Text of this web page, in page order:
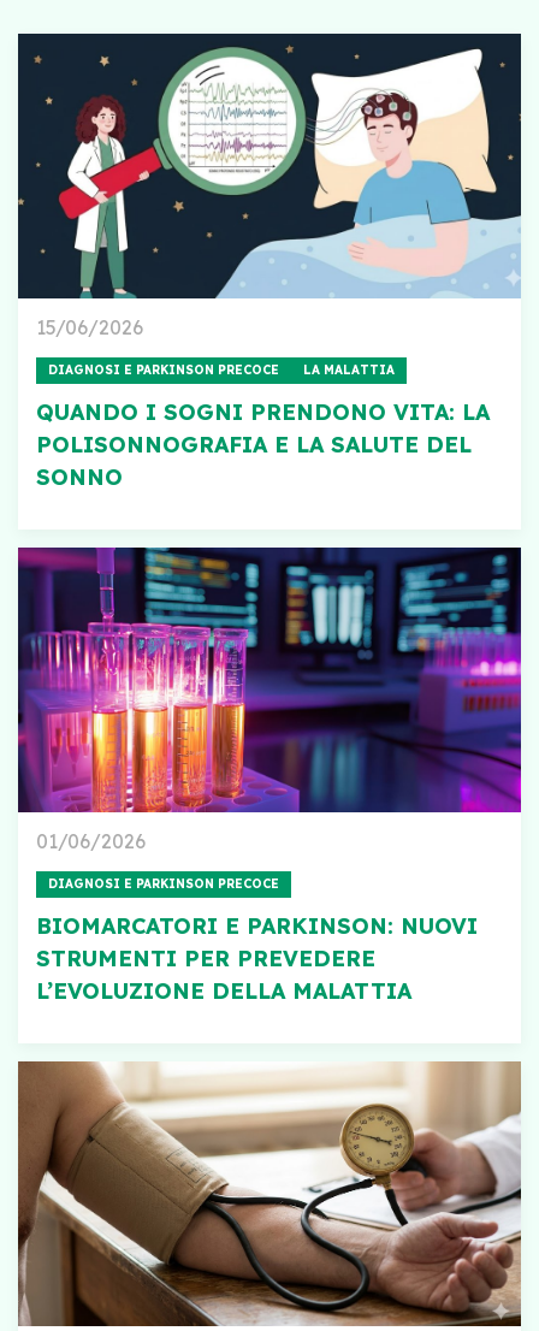
15/06/2026
DIAGNOSI E PARKINSON PRECOCE LA MALATTIA
QUANDO I SOGNI PRENDONO VITA: LA
POLISONNOGRAFIA E LA SALUTE DEL
SONNO
01/06/2026
DIAGNOSI E PARKINSON PRECOCE
BIOMARCATORI E PARKINSON: NUOVI
STRUMENTI PER PREVEDERE
L’EVOLUZIONE DELLA MALATTIA